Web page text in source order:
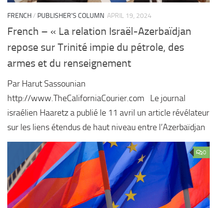
FRENCH/ PUBLISHER'S COLUMN APRIL 19, 2024
French – « La relation Israël-Azerbaïdjan
repose sur Trinité impie du pétrole, des
armes et du renseignement
Par Harut Sassounian
http://www.TheCaliforniaCourier.com Le journal
israélien Haaretz a publié le 11 avril un article révélateur
sur les liens étendus de haut niveau entre l’Azerbaïdjan
0